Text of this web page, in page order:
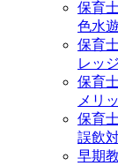
保育
色水
保育
レッ
保育
メリ
保育
誤飲
早期